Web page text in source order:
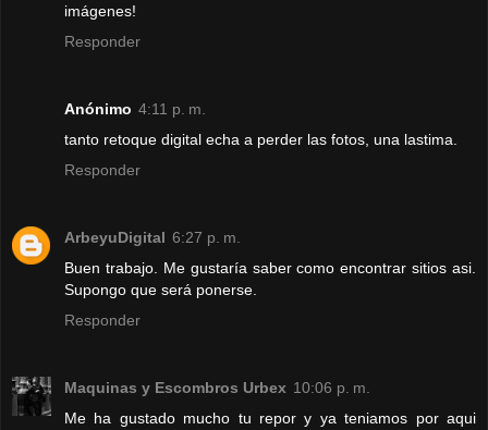
imágenes!
Responder
Anónimo 4:11 p. m.
tanto retoque digital echa a perder las fotos, una lastima.
Responder
ArbeyuDigital 6:27 p. m.
Buen trabajo. Me gustaría saber como encontrar sitios asi.
Supongo que será ponerse.
Responder
Maquinas y Escombros Urbex 10:06 p. m.
Me ha gustado mucho tu repor y ya teniamos por aqui